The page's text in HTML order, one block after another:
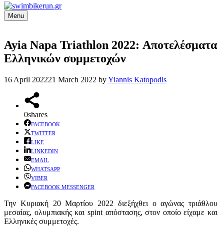
Menu
Ayia Napa Triathlon 2022: Αποτελέσματα
Ελληνικών συμμετοχών
16 April 202221 March 2022 byYiannis Katopodis
0shares
FACEBOOK
TWITTER
LIKE
LINKEDIN
EMAIL
WHATSAPP
VIBER
FACEBOOK MESSENGER
Την Κυριακή 20 Μαρτίου 2022 διεξήχθει ο αγώνας τριάθλου
μεσαίας, ολυμπιακής και spint απόστασης, στον οποίο είχαμε και
Ελληνικές συμμετοχές.